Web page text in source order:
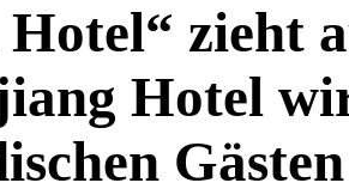
zieht
Hotel